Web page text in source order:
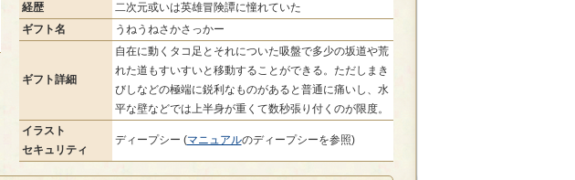
経歴
二次元或いは英雄冒険譚に憧れていた
ギフト名
うねうねさかさっかー
ギフト詳細
自在に動くタコ足とそれについた吸盤で多少の坂道や荒
れた道もすいすいと移動することができる。ただしまき
びしなどの極端に鋭利なものがあると普通に痛いし、水
平な壁などでは上半身が重くて数秒張り付くのが限度。
イラスト
セキュリティ
ディープシー (マニュアルのディープシーを参照)